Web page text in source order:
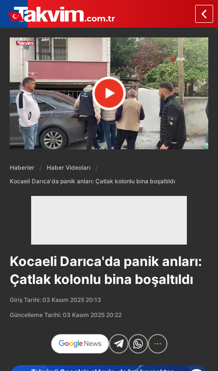
Haberler
Haber Videoları
Kocaeli Darıca'da panik anları: Çatlak kolonlu bina boşaltıldı
Kocaeli Darıca'da panik anları:
Çatlak kolonlu bina boşaltıldı
Giriş Tarihi: 03 Kasım 2025 20:13
Güncelleme Tarihi: 03 Kasım 2025 20:22